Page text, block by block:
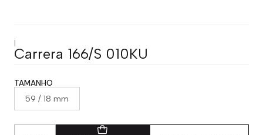
|
Carrera 166/S 010KU
TAMANHO
59 / 18 mm